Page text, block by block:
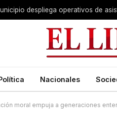
Nacionales
moral empuja a generaciones